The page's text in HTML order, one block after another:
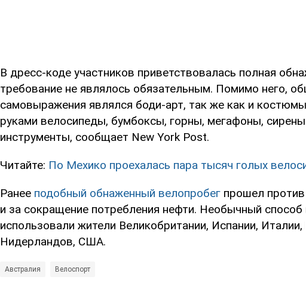
В дресс-коде участников приветствовалась полная
требование не являлось обязательным. Помимо него,
самовыражения являлся боди-арт, так же как и
руками велосипеды, бумбоксы, горны, мегафоны,
инструменты, сообщает New York Post.
Читайте: По Мехико проехалась пара тысяч голых
Ранее подобный обнаженный велопробег прошел
и за сокращение потребления нефти. Необычный способ
использовали жители Великобритании, Испании,
Нидерландов, США.
Австралия Велоспорт